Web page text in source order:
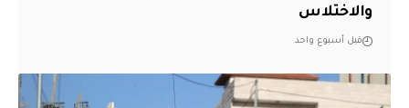
والاختلاس
قبل أسبوع واحد